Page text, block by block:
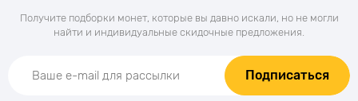
Получите подборки монет, которые вы давно искали, но не могли
найти и индивидуальные скидочные предложения.
Подписаться